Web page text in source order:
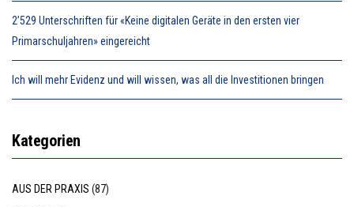
2’529 Unterschriften für «Keine digitalen Geräte in den ersten vier
Primarschuljahren» eingereicht
Ich will mehr Evidenz und will wissen, was all die Investitionen bringen
Kategorien
AUS DER PRAXIS (87)